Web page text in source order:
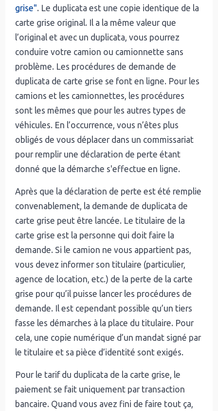
grise". Le duplicata est une copie identique de la
carte grise original. Il a la même valeur que
l’original et avec un duplicata, vous pourrez
conduire votre camion ou camionnette sans
problème. Les procédures de demande de
duplicata de carte grise se font en ligne. Pour les
camions et les camionnettes, les procédures
sont les mêmes que pour les autres types de
véhicules. En l’occurrence, vous n’êtes plus
obligés de vous déplacer dans un commissariat
pour remplir une déclaration de perte étant
donné que la démarche s'effectue en ligne.
Après que la déclaration de perte est été remplie
convenablement, la demande de duplicata de
carte grise peut être lancée. Le titulaire de la
carte grise est la personne qui doit faire la
demande. Si le camion ne vous appartient pas,
vous devez informer son titulaire (particulier,
agence de location, etc.) de la perte de la carte
grise pour qu’il puisse lancer les procédures de
demande. Il est cependant possible qu’un tiers
fasse les démarches à la place du titulaire. Pour
cela, une copie numérique d’un mandat signé par
le titulaire et sa pièce d’identité sont exigés.
Pour le tarif du duplicata de la carte grise, le
paiement se fait uniquement par transaction
bancaire. Quand vous avez fini de faire tout ça,